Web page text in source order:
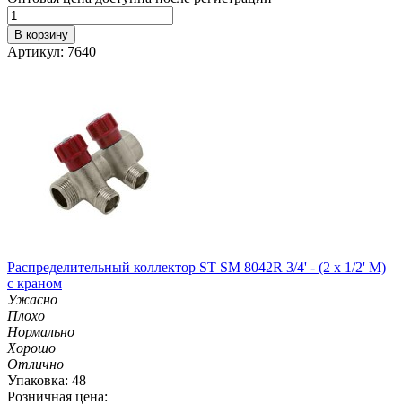
В корзину
Артикул: 7640
Распределительный коллектор ST SM 8042R 3/4' - (2 x 1/2' M)
с краном
Ужасно
Плохо
Нормально
Хорошо
Отлично
Упаковка: 48
Розничная цена: